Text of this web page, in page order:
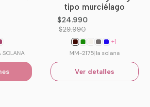
SOLANA
No disponible
tipo murciélago
$24.990
$29.990
+1
MM-2175|la solana
Ver detalles